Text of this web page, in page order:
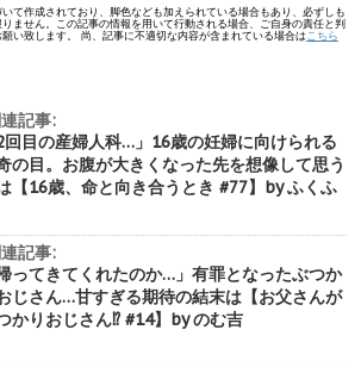
て作成されており、脚色なども加えられている場合もあり、必ずしも
ません。この記事の情報を用いて行動される場合、ご自身の責任と判
い致します。 尚、記事に不適切な内容が含まれている場合は こちら
記事:
2回目の産婦人科…」16歳の妊婦に向けられる
の目。お腹が大きくなった先を想像して思う
【16歳、命と向き合うとき #77】by ふくふ
記事:
帰ってきてくれたのか…」有罪となったぶつか
じさん…甘すぎる期待の結末は【お父さんが
かりおじさん⁉︎ #14】by のむ吉